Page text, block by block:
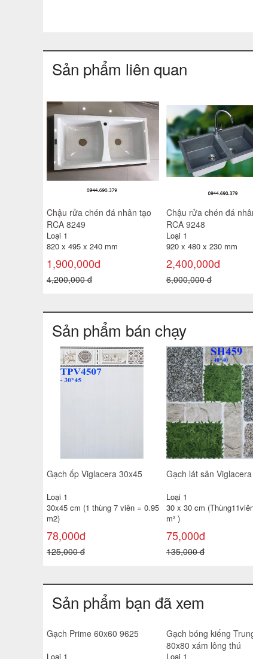
Sản phẩm liên quan
Chậu rửa chén đá nhân tạo
RCA 10
Loại 1
855 x 500 x 200 mm
1,900,000đ
4,600,000 đ
Chậu rửa chén đá
RCA 8047
Loại 1
800 x 475 x 200 mm
1,900,000đ
4,500,000 đ
Sản phẩm bán chạy
Gạch ốp tường TATA 30x60
Loại 1
30x60 cm ( 1 thùng 6 viên =
1.08 m²
138,000đ
180,000 đ
Gạch ốp tường 25x40
Loại 1
25x40 cm( 1 thùng 10
1m2 )
100,000đ
130,000 đ
Sản phẩm bạn đã xem
Bồn rửa chén 1 hộc
đen vòi thác 7545
Loại 1